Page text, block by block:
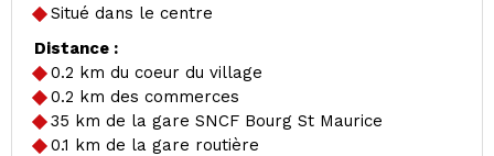
Situé dans le centre
Distance :
0.2 km du coeur du village
0.2 km des commerces
35 km de la gare SNCF Bourg St Maurice
0.1 km de la gare routière